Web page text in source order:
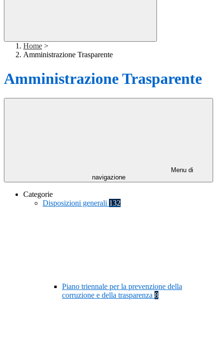
Home >
Amministrazione Trasparente
Amministrazione Trasparente
Menu di
navigazione
Categorie
Disposizioni generali 132
Piano triennale per la prevenzione della
corruzione e della trasparenza 8